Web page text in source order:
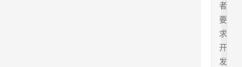
者
要
求
开
发